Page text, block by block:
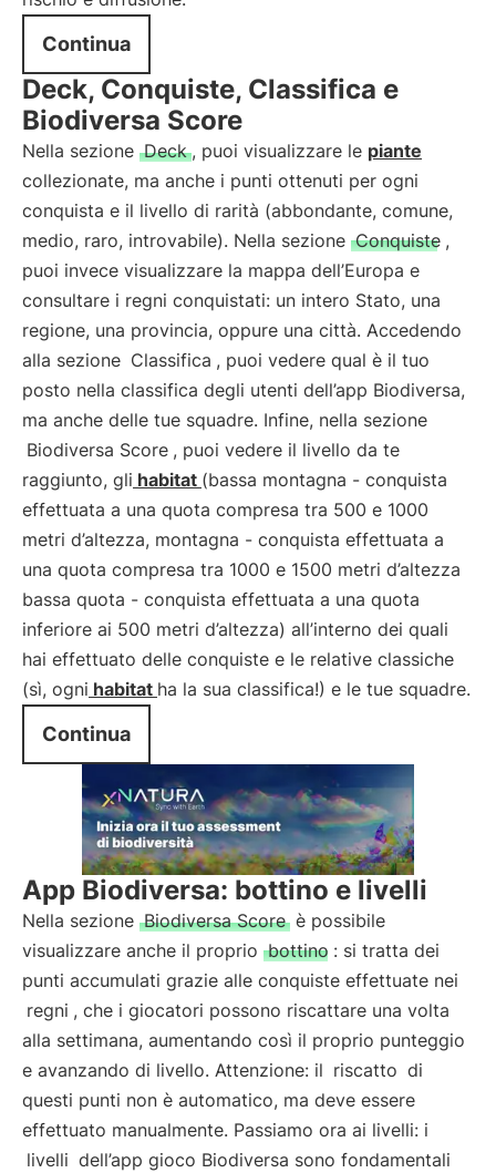
Continua
Deck, Conquiste, Classifica e
Biodiversa Score
Nella sezione Deck , puoi visualizzare le piante
collezionate, ma anche i punti ottenuti per ogni
conquista e il livello di rarità (abbondante, comune,
medio, raro, introvabile). Nella sezione Conquiste ,
puoi invece visualizzare la mappa dell’Europa e
consultare i regni conquistati: un intero Stato, una
regione, una provincia, oppure una città. Accedendo
alla sezione Classifica , puoi vedere qual è il tuo
posto nella classifica degli utenti dell’app Biodiversa,
ma anche delle tue squadre. Infine, nella sezione
Biodiversa Score , puoi vedere il livello da te
raggiunto, gli habitat (bassa montagna - conquista
effettuata a una quota compresa tra 500 e 1000
metri d’altezza, montagna - conquista effettuata a
una quota compresa tra 1000 e 1500 metri d’altezza
bassa quota - conquista effettuata a una quota
inferiore ai 500 metri d’altezza) all’interno dei quali
hai effettuato delle conquiste e le relative classiche
(sì, ogni habitat ha la sua classifica!) e le tue squadre.
Continua
App Biodiversa: bottino e livelli
Nella sezione Biodiversa Score è possibile
visualizzare anche il proprio bottino : si tratta dei
punti accumulati grazie alle conquiste effettuate nei
regni , che i giocatori possono riscattare una volta
alla settimana, aumentando così il proprio punteggio
e avanzando di livello. Attenzione: il riscatto di
questi punti non è automatico, ma deve essere
effettuato manualmente. Passiamo ora ai livelli: i
livelli dell’app gioco Biodiversa sono fondamentali